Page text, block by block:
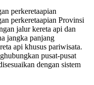
perkeretaapian
perkeretaapian Provinsi
jalur kereta api dan
jangka panjang
api khusus pariwisata.
pusat-pusat
dengan sistem